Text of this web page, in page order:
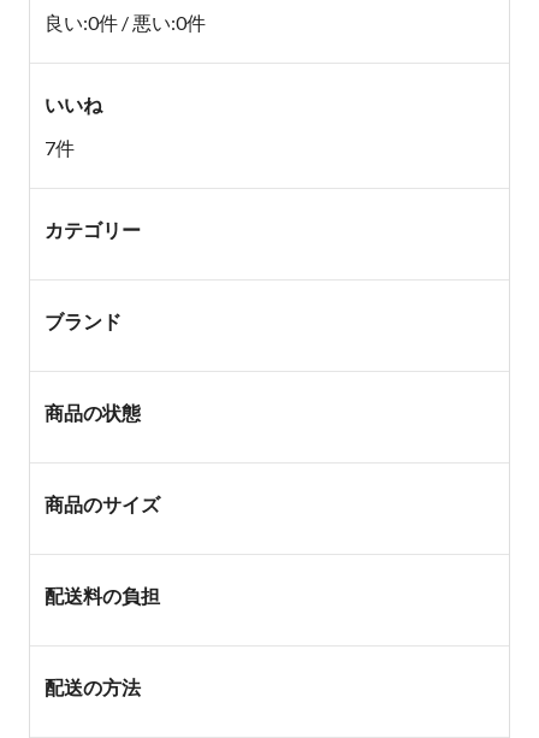
良い:0件 / 悪い:0件
いいね
7件
カテゴリー
ブランド
商品の状態
商品のサイズ
配送料の負担
配送の方法